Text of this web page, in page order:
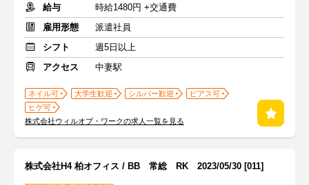
給与
時給1480円 +交通費
雇用形態
派遣社員
シフト
週5日以上
アクセス
中妻駅
ネイル可 大学生歓迎 シルバー歓迎
ピアス可
ヒゲ可
株式会社ウィルオブ・ワークの求人一覧を見る
株式会社H4 柏オフィス / BB 常総 RK 2023/05/30 [011]